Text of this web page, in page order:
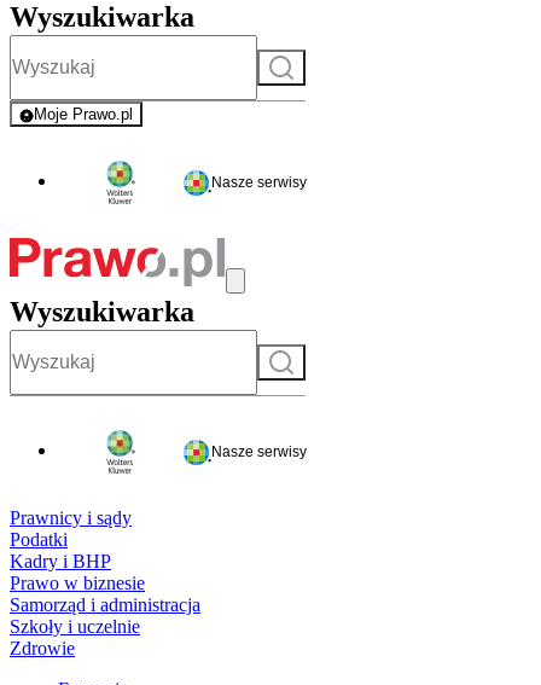
Wyszukiwarka
Szukaj
Moje Prawo.pl
- rejestracja i logowanie do serwisu
Nasze serwisy
Wyszukiwarka
Szukaj
Nasze serwisy
Prawnicy i sądy
Podatki
Kadry i BHP
Prawo w biznesie
Samorząd i administracja
Szkoły i uczelnie
Zdrowie